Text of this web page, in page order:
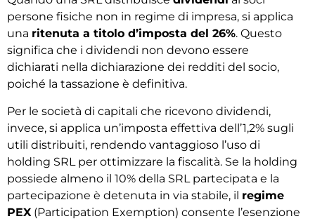
persone fisiche non in regime di impresa, si applica
una ritenuta a titolo d’imposta del 26%. Questo
significa che i dividendi non devono essere
dichiarati nella dichiarazione dei redditi del socio,
poiché la tassazione è definitiva.
Per le società di capitali che ricevono dividendi,
invece, si applica un’imposta effettiva dell’1,2% sugli
utili distribuiti, rendendo vantaggioso l’uso di
holding SRL per ottimizzare la fiscalità. Se la holding
possiede almeno il 10% della SRL partecipata e la
partecipazione è detenuta in via stabile, il regime
PEX (Participation Exemption) consente l’esenzione